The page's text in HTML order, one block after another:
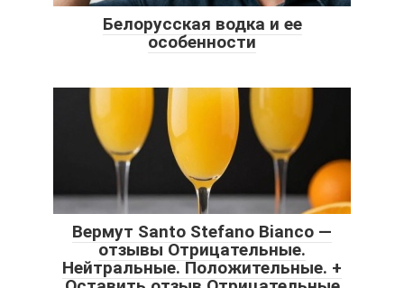
Белорусская водка и ее
особенности
Вермут Santo Stefano Bianco —
отзывы Отрицательные.
Нейтральные. Положительные. +